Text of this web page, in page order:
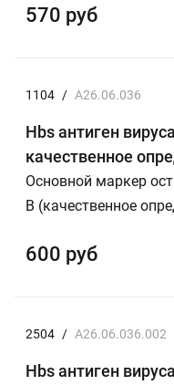
570 руб
1104 / A26.06.036
Hbs антиген
качественное
Основной маркер
В (качественное
600 руб
2504 / A26.06.036.002
Hbs антиген